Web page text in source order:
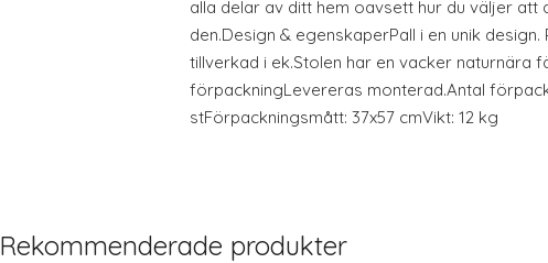
alla delar av ditt hem oavsett hur du väljer att
den.Design & egenskaperPall i en unik design.
tillverkad i ek.Stolen har en vacker naturnära
förpackningLevereras monterad.Antal
stFörpackningsmått: 37x57 cmVikt: 12 kg
Rekommenderade produkter